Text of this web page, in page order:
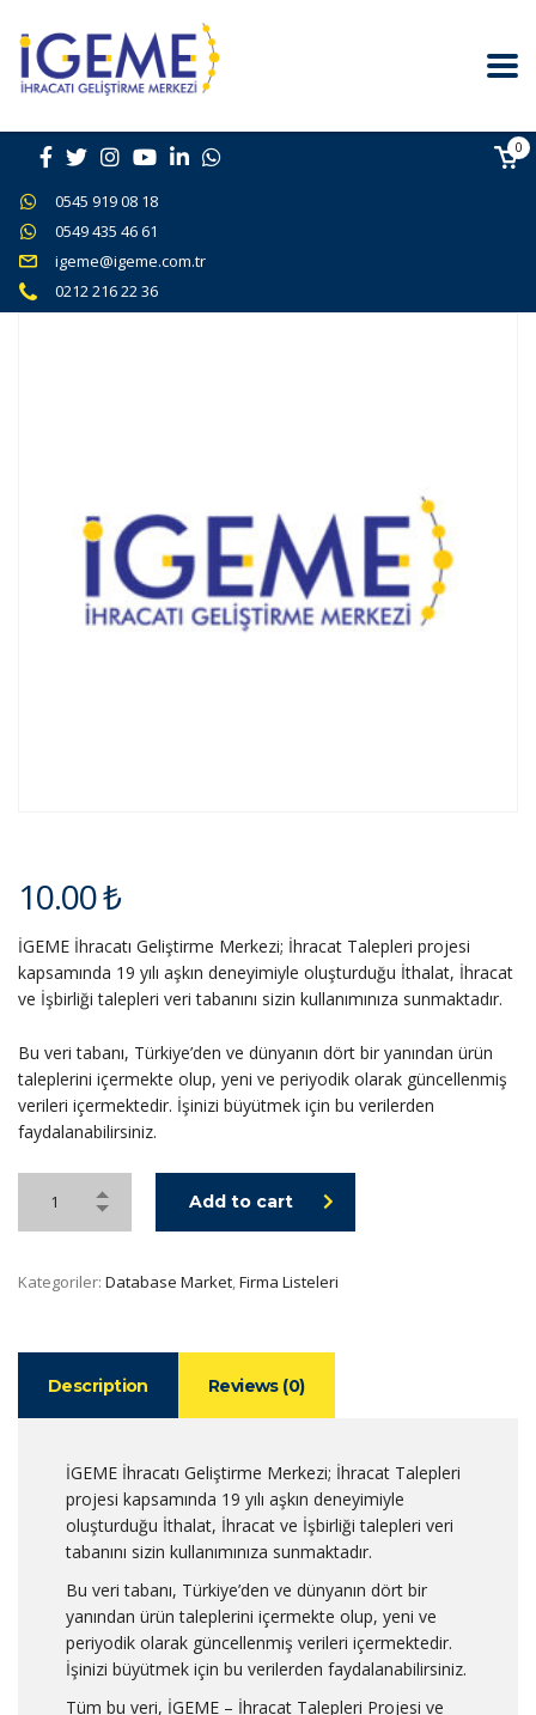
0545 919 08 18
0549 435 46 61
igeme@igeme.com.tr
0212 216 22 36
0
10.00₺
İGEME İhracatı Geliştirme Merkezi; İhracat Talepleri projesi
kapsamında 19 yılı aşkın deneyimiyle oluşturduğu İthalat, İhracat
ve İşbirliği talepleri veri tabanını sizin kullanımınıza sunmaktadır.
Bu veri tabanı, Türkiye’den ve dünyanın dört bir yanından ürün
taleplerini içermekte olup, yeni ve periyodik olarak güncellenmiş
verileri içermektedir. İşinizi büyütmek için bu verilerden
faydalanabilirsiniz.
Add to cart
Kategoriler: Database Market,Firma Listeleri
Description Reviews (0)
İGEME İhracatı Geliştirme Merkezi; İhracat Talepleri
projesi kapsamında 19 yılı aşkın deneyimiyle
oluşturduğu İthalat, İhracat ve İşbirliği talepleri veri
tabanını sizin kullanımınıza sunmaktadır.
Bu veri tabanı, Türkiye’den ve dünyanın dört bir
yanından ürün taleplerini içermekte olup, yeni ve
periyodik olarak güncellenmiş verileri içermektedir.
İşinizi büyütmek için bu verilerden faydalanabilirsiniz.
Tüm bu veri, İGEME – İhracat Talepleri Projesi ve